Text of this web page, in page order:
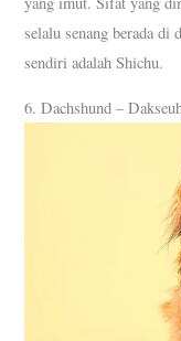
selalu senang berada di
sendiri adalah Shichu.
6. Dachshund –